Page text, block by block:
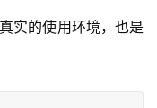
实的使用环境，也是